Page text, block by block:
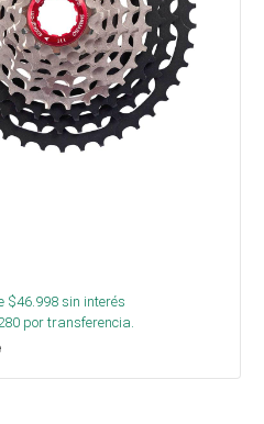
$46.998sin interés
por transferencia.